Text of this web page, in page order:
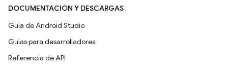
DOCUMENTACIÓN Y DESCARGAS
Guía de Android Studio
Guías para desarrolladores
Referencia de API